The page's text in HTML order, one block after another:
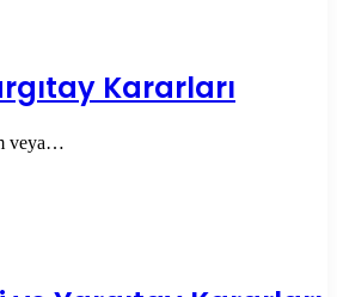
Kararları
veya…